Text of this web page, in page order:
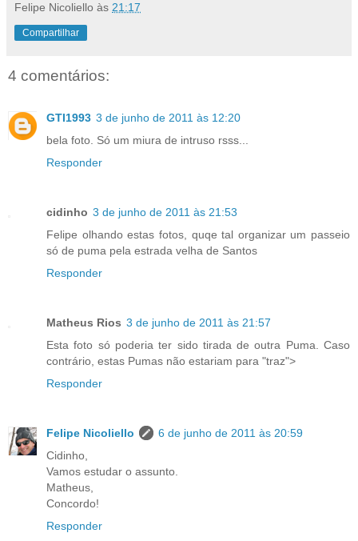
Felipe Nicoliello às 21:17
Compartilhar
4 comentários:
GTI1993 3 de junho de 2011 às 12:20
bela foto. Só um miura de intruso rsss...
Responder
cidinho 3 de junho de 2011 às 21:53
Felipe olhando estas fotos, quqe tal organizar um passeio
só de puma pela estrada velha de Santos
Responder
Matheus Rios 3 de junho de 2011 às 21:57
Esta foto só poderia ter sido tirada de outra Puma. Caso
contrário, estas Pumas não estariam para "traz">
Responder
Felipe Nicoliello
6 de junho de 2011 às 20:59
Cidinho,
Vamos estudar o assunto.
Matheus,
Concordo!
Responder